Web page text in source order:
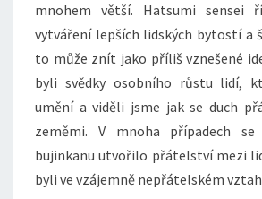
mnohem větší. Hatsumi
vytváření lepších lidských bytostí a
to může znít jako příliš vznešené
byli svědky osobního růstu lidí,
umění a viděli jsme jak se duch
zeměmi. V mnoha případech se
bujinkanu utvořilo přátelství mezi
byli ve vzájemně nepřátelském